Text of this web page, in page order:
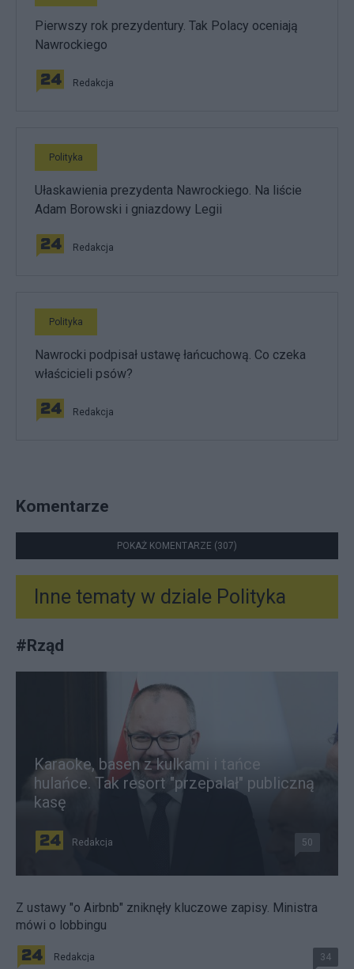
Pierwszy rok prezydentury. Tak Polacy oceniają
Nawrockiego
Redakcja
Polityka
Ułaskawienia prezydenta Nawrockiego. Na liście
Adam Borowski i gniazdowy Legii
Redakcja
Polityka
Nawrocki podpisał ustawę łańcuchową. Co czeka
właścicieli psów?
Redakcja
Komentarze
POKAŻ KOMENTARZE (307)
Inne tematy w dziale Polityka
#Rząd
Karaoke, basen z kulkami i tańce
hulańce. Tak resort "przepalał" publiczną
kasę
Redakcja 50
Z ustawy "o Airbnb" zniknęły kluczowe zapisy. Ministra
mówi o lobbingu
Redakcja 34